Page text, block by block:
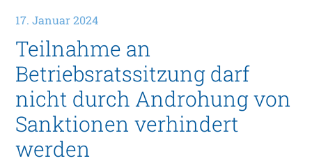
Teilnahme an
Betriebsratssitzung darf
nicht durch Androhung von
Sanktionen verhindert
werden
17. Januar 2024